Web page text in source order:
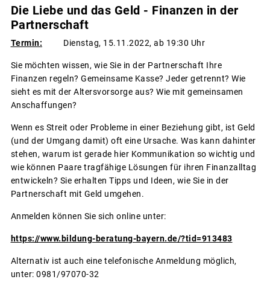
Die Liebe und das Geld - Finanzen in der
Partnerschaft
Termin: Dienstag, 15.11.2022, ab 19:30 Uhr
Sie möchten wissen, wie Sie in der Partnerschaft Ihre
Finanzen regeln? Gemeinsame Kasse? Jeder getrennt? Wie
sieht es mit der Altersvorsorge aus? Wie mit gemeinsamen
Anschaffungen?
Wenn es Streit oder Probleme in einer Beziehung gibt, ist Geld
(und der Umgang damit) oft eine Ursache. Was kann dahinter
stehen, warum ist gerade hier Kommunikation so wichtig und
wie können Paare tragfähige Lösungen für ihren Finanzalltag
entwickeln? Sie erhalten Tipps und Ideen, wie Sie in der
Partnerschaft mit Geld umgehen.
Anmelden können Sie sich online unter:
https://www.bildung-beratung-bayern.de/?tid=913483
Alternativ ist auch eine telefonische Anmeldung möglich,
unter: 0981/97070-32